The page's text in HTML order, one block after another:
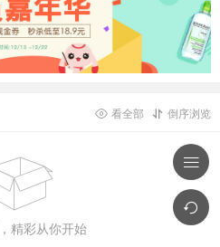
 倒序浏览
 看全部
精彩从你开始

